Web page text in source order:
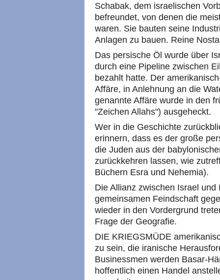
Schabak, dem israelischen
befreundet, von denen die
waren. Sie bauten seine
Anlagen zu bauen. Reine
Das persische Öl wurde über
durch eine Pipeline zwischen
bezahlt hatte. Der
Affäre, in Anlehnung an die
genannte Affäre wurde in den
"Zeichen Allahs") ausgeheckt.
Wer in die Geschichte
erinnern, dass es der große
die Juden aus der
zurückkehren lassen, wie
Büchern Esra und Nehemia).
Die Allianz zwischen Israel
gemeinsamen Feindschaft
wieder in den Vordergrund
Frage der Geografie.
DIE KRIEGSMÜDE
zu sein, die iranische
Businessmen werden Basar-
hoffentlich einen Handel